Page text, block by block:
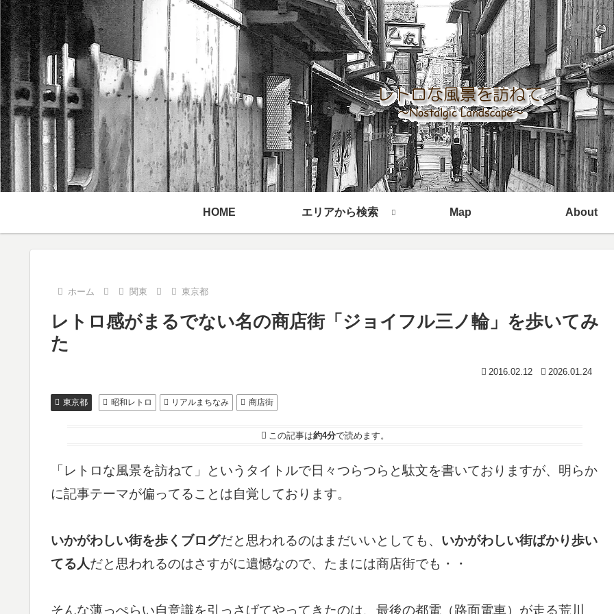
HOME エリアから検索 Map About
ホーム 関東 東京都
レトロ感がまるでない名の商店街「ジョイフル三ノ輪」を歩いてみ
た
2016.02.12 2026.01.24
東京都 昭和レトロ リアルまちなみ 商店街
この記事は約4分で読めます。
「レトロな風景を訪ねて」というタイトルで日々つらつらと駄文を書いておりますが、明らか
に記事テーマが偏ってることは自覚しております。
いかがわしい街を歩くブログだと思われるのはまだいいとしても、 いかがわしい街ばかり歩い
てる人だと思われるのはさすがに遺憾なので、たまには商店街でも・・
そんな薄っぺらい自意識を引っさげてやってきたのは、最後の都電（路面電車）が走る荒川